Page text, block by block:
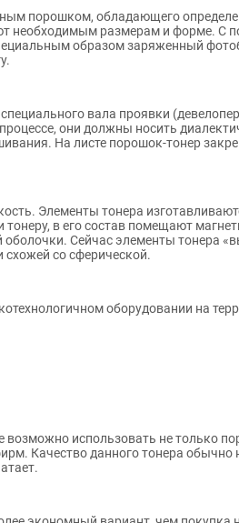
порошком, обладающего
необходимым размерам и форме. С
образом заряженный
вала проявки
они должны носить
На листе порошок-тонер
Элементы тонера
в его состав помещают
Сейчас элементы тонера
со сферической.
оборудовании на
использовать не только
Качество данного тонера обычно